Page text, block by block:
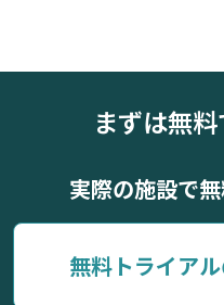
まずは無
実際の施設で
無料トライア